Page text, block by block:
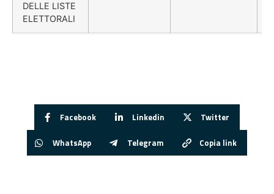
DELLE LISTE
ELETTORALI
Facebook Linkedin Twitter
WhatsApp Telegram Copia link